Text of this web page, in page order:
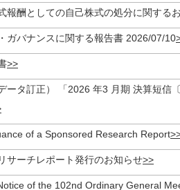
報酬としての自己株式の処分に関する
ガバナンスに関する報告書 2026/07/10
ータ訂正） 「2026 年3 月期 決算短信
of a Sponsored Research Report
サーチレポート発行のお知らせ
of the 102nd Ordinary General